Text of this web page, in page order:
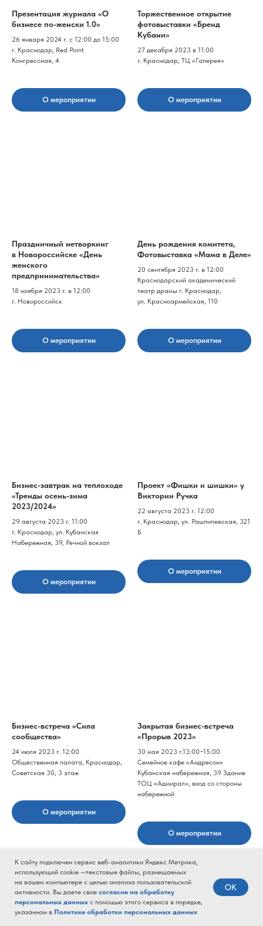
Презентация журнала «О
бизнесе по-женски 1.0»
26 января 2024 г. с 12:00 до 15:00
г. Краснодар, Red Point
Конгрессная, 4
О мероприятии
Торжественное открытие
фотовыставки «Бренд
Кубани»
27 декабря 2023 в 11:00
г. Краснодар, ТЦ «Галерея»
О мероприятии
Праздничный нетворкинг
в Новороссийске «День
женского
предпринимательства»
18 ноября 2023 г. в 12:00
г. Новороссийск
О мероприятии
День рождения комитета,
Фотовыставка «Мама в Деле»
20 сентября 2023 г. в 12:00
Краснодарский академический
театр драмы г. Краснодар,
ул. Красноармейская, 110
О мероприятии
Бизнес-завтрак на теплоходе
«Тренды осень-зима
2023/2024»
29 августа 2023 г. 11:00
г. Краснодар, ул. Кубанская
Набережная, 39, Речной вокзал
О мероприятии
Проект «Фишки и шишки» у
Виктории Ручка
22 августа 2023 г. 12:00
г. Краснодар, ул. Рашпилевская, 321
Б
О мероприятии
Бизнес-встреча «Сила
сообщества»
24 июля 2023 г. 12:00
Общественная палата, Краснодар,
Советская 30, 3 этаж
О мероприятии
Закрытая бизнес-встреча
«Прорыв 2023»
30 мая 2023 г.13:00−15:00
Семейное кафе «Андресон»
Кубанская набережная, 39 Здание
ТОЦ «Адмирал», вход со стороны
набережной
О мероприятии
К сайту подключен сервис веб-аналитики Яндекс Метрика,
использующий cookie —текстовые файлы, размещаемых
на вашем компьютере с целью анализа пользовательской
активности. Вы даете свое согласие на обработку
персональных данных с помощью этого сервиса в порядке,
указанном в Политике обработки персональных данных
OK